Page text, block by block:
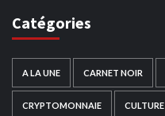
Catégories
A LA UNE CARNET NOIR
CRYPTOMONNAIE CULTURE